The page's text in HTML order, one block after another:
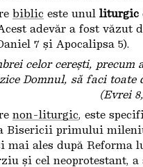
biblic este unul liturgic
adevăr a fost văzut
7 și Apocalipsa 5).
celor cerești, precum
Domnul, să faci
(Evrei
non-liturgic , este
Bisericii primului
mai ales după Reforma
și cel neoprotestant,